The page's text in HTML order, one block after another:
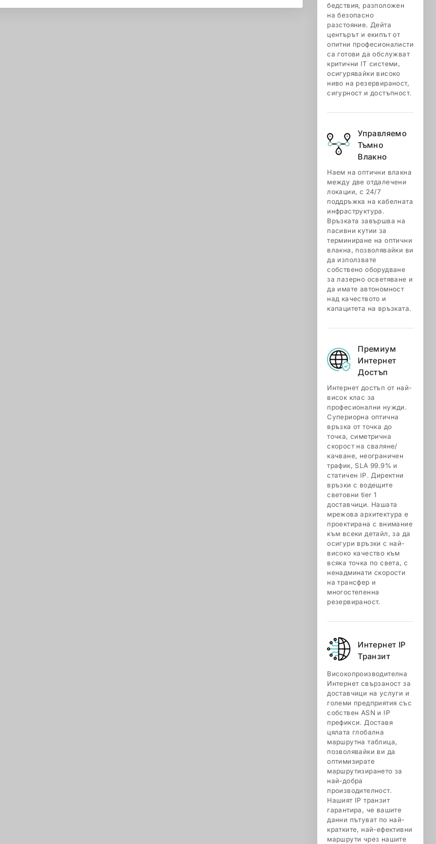
бедствия, разположен
на безопасно
разстояние. Дейта
центърът и екипът от
опитни професионалисти
са готови да обслужват
критични IT системи,
осигурявайки високо
ниво на резервираност,
сигурност и достъпност.
Управляемо
Тъмно
Влакно
Наем на оптични влакна
между две отдалечени
локации, с 24/7
поддръжка на кабелната
инфраструктура.
Връзката завършва на
пасивни кутии за
терминиране на оптични
влакна, позволявайки ви
да използвате
собствено оборудване
за лазерно осветяване и
да имате автономност
над качеството и
капацитета на връзката.
Премиум
Интернет
Достъп
Интернет достъп от най-
висок клас за
професионални нужди.
Супериорна оптична
връзка от точка до
точка, симетрична
скорост на сваляне/
качване, неограничен
трафик, SLA 99.9% и
статичен IP. Директни
връзки с водещите
световни tier 1
доставчици. Нашата
мрежова архитектура е
проектирана с внимание
към всеки детайл, за да
осигури връзки с най-
високо качество към
всяка точка по света, с
ненадминати скорости
на трансфер и
многостепенна
резервираност.
Интернет IP
Транзит
Високопроизводителна
Интернет свързаност за
доставчици на услуги и
големи предприятия със
собствен ASN и IP
префикси. Доставя
цялата глобална
маршрутна таблица,
позволявайки ви да
оптимизирате
маршрутизирането за
най-добра
производителност.
Нашият IP транзит
гарантира, че вашите
данни пътуват по най-
кратките, най-ефективни
маршрути чрез нашите